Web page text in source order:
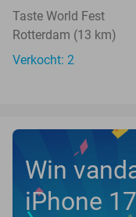
Taste World Fest
Rotterdam (13 km)
Verkocht: 2
Win
iPhone